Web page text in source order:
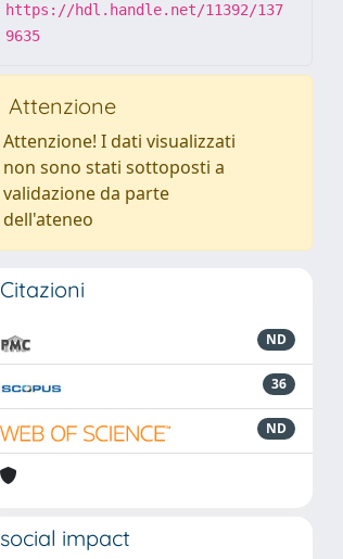
https://hdl.handle.net/11392/137
9635
Attenzione
Attenzione! I dati visualizzati
non sono stati sottoposti a
validazione da parte
dell'ateneo
Citazioni
ND
36
ND
social impact